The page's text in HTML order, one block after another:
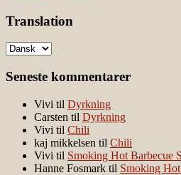
Translation
Seneste kommentarer
Vivi til Dyrkning
Carsten til Dyrkning
Vivi til Chili
kaj mikkelsen til Chili
Vivi til Smoking Hot Barbecue
Hanne Fosmark til Smoking